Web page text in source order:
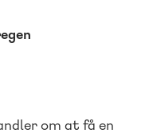
om at få en